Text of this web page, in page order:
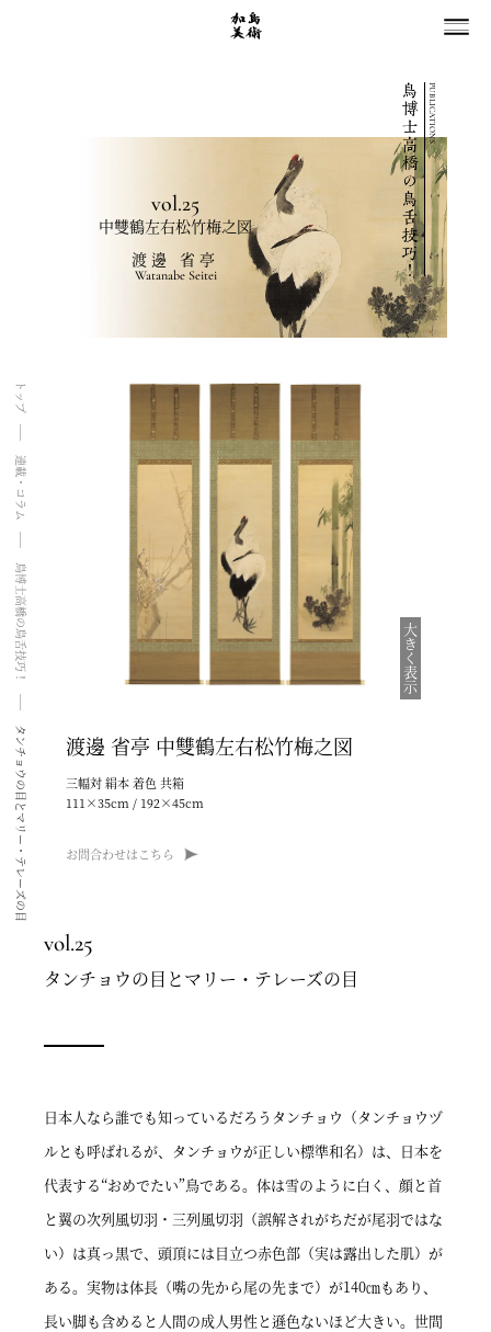
トップ
連載・コラム
鳥博士高橋の鳥舌技巧！
タンチョウの目とマリー・テレーズの目
PUBLICATIONS
vol.25
中雙鶴左右松竹梅之図
渡邊 省亭
Watanabe Seitei
大きく表示
渡邊 省亭 中雙鶴左右松竹梅之図
三幅対 絹本 着色 共箱
111×35cm / 192×45cm
お問合わせはこちら
vol.25
タンチョウの目とマリー・テレーズの目
日本人なら誰でも知っているだろうタンチョウ（タンチョウヅ
ルとも呼ばれるが、タンチョウが正しい標準和名）は、日本を
代表する“おめでたい”鳥である。体は雪のように白く、顔と首
と翼の次列風切羽・三列風切羽（誤解されがちだが尾羽ではな
い）は真っ黒で、頭頂には目立つ赤色部（実は露出した肌）が
ある。実物は体長（嘴の先から尾の先まで）が140㎝もあり、
長い脚も含めると人間の成人男性と遜色ないほど大きい。世間